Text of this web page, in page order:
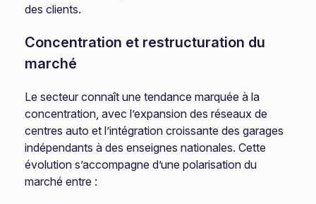
des clients.
Concentration et restructuration du
marché
Le secteur connaît une tendance marquée à la
concentration, avec l’expansion des réseaux de
centres auto et l’intégration croissante des garages
indépendants à des enseignes nationales. Cette
évolution s’accompagne d’une polarisation du
marché entre :